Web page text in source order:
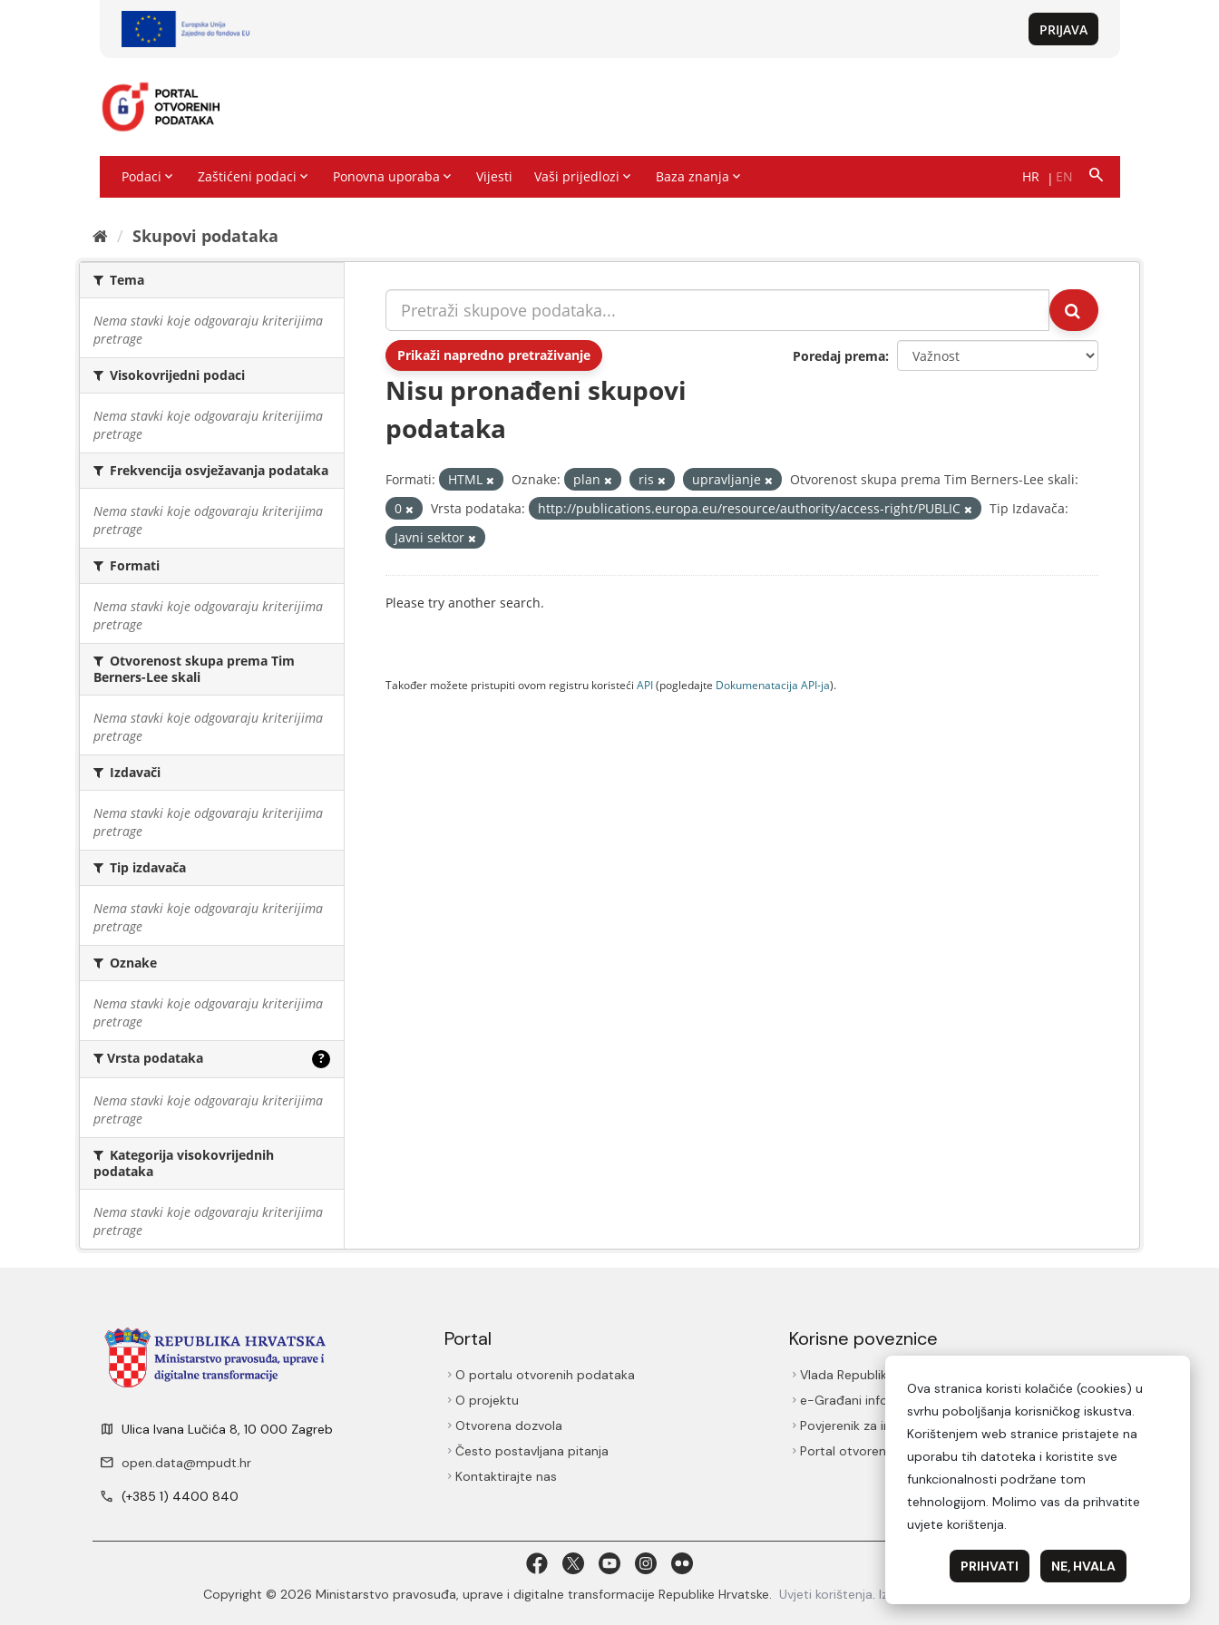
Skupovi podаtаkа
Tema
Nema stavki koje odgovaraju kriterijima
pretrage
Visokovrijedni podaci
Nema stavki koje odgovaraju kriterijima
pretrage
Frekvencija osvježavanja podataka
Nema stavki koje odgovaraju kriterijima
pretrage
Formati
Nema stavki koje odgovaraju kriterijima
pretrage
Otvorenost skupa prema Tim
Berners-Lee skali
Nema stavki koje odgovaraju kriterijima
pretrage
Izdavači
Nema stavki koje odgovaraju kriterijima
pretrage
Tip izdavača
Nema stavki koje odgovaraju kriterijima
pretrage
Oznake
Nema stavki koje odgovaraju kriterijima
pretrage
Vrsta podataka ?
Nema stavki koje odgovaraju kriterijima
pretrage
Kategorija visokovrijednih
podataka
Nema stavki koje odgovaraju kriterijima
pretrage
Prikaži napredno pretraživanje Poredaj prema
Nisu pronađeni skupovi
podataka
Formati: HTML Oznake: plan ris upravljanje
Otvorenost skupa prema Tim Berners-Lee skali:
0
Vrsta podataka: http://publications.europa.eu/resource/authority/access-right/PUBLIC
Tip Izdavača:
Javni sektor
Please try another search.
Također možete pristupiti ovom registru koristeći API(pogledajte Dokumenаtаcijа API-jа).